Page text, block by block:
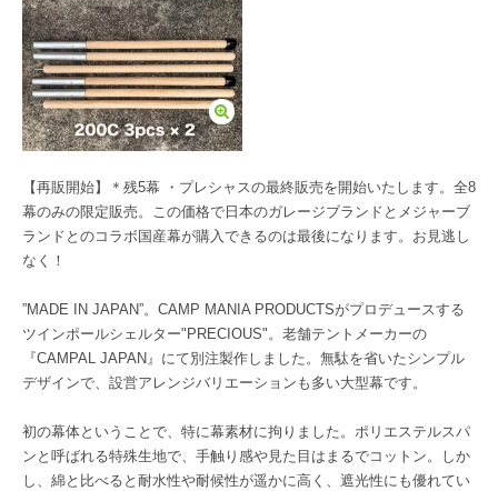
【再販開始】＊残5幕 ・プレシャスの最終販売を開始いたします。全8
幕のみの限定販売。この価格で日本のガレージブランドとメジャーブ
ランドとのコラボ国産幕が購入できるのは最後になります。お見逃し
なく！
”MADE IN JAPAN”。CAMP MANIA PRODUCTSがプロデュースする
ツインポールシェルター"PRECIOUS"。老舗テントメーカーの
『CAMPAL JAPAN』にて別注製作しました。無駄を省いたシンプル
デザインで、設営アレンジバリエーションも多い大型幕です。
初の幕体ということで、特に幕素材に拘りました。ポリエステルスパ
ンと呼ばれる特殊生地で、手触り感や見た目はまるでコットン。しか
し、綿と比べると耐水性や耐候性が遥かに高く、遮光性にも優れてい